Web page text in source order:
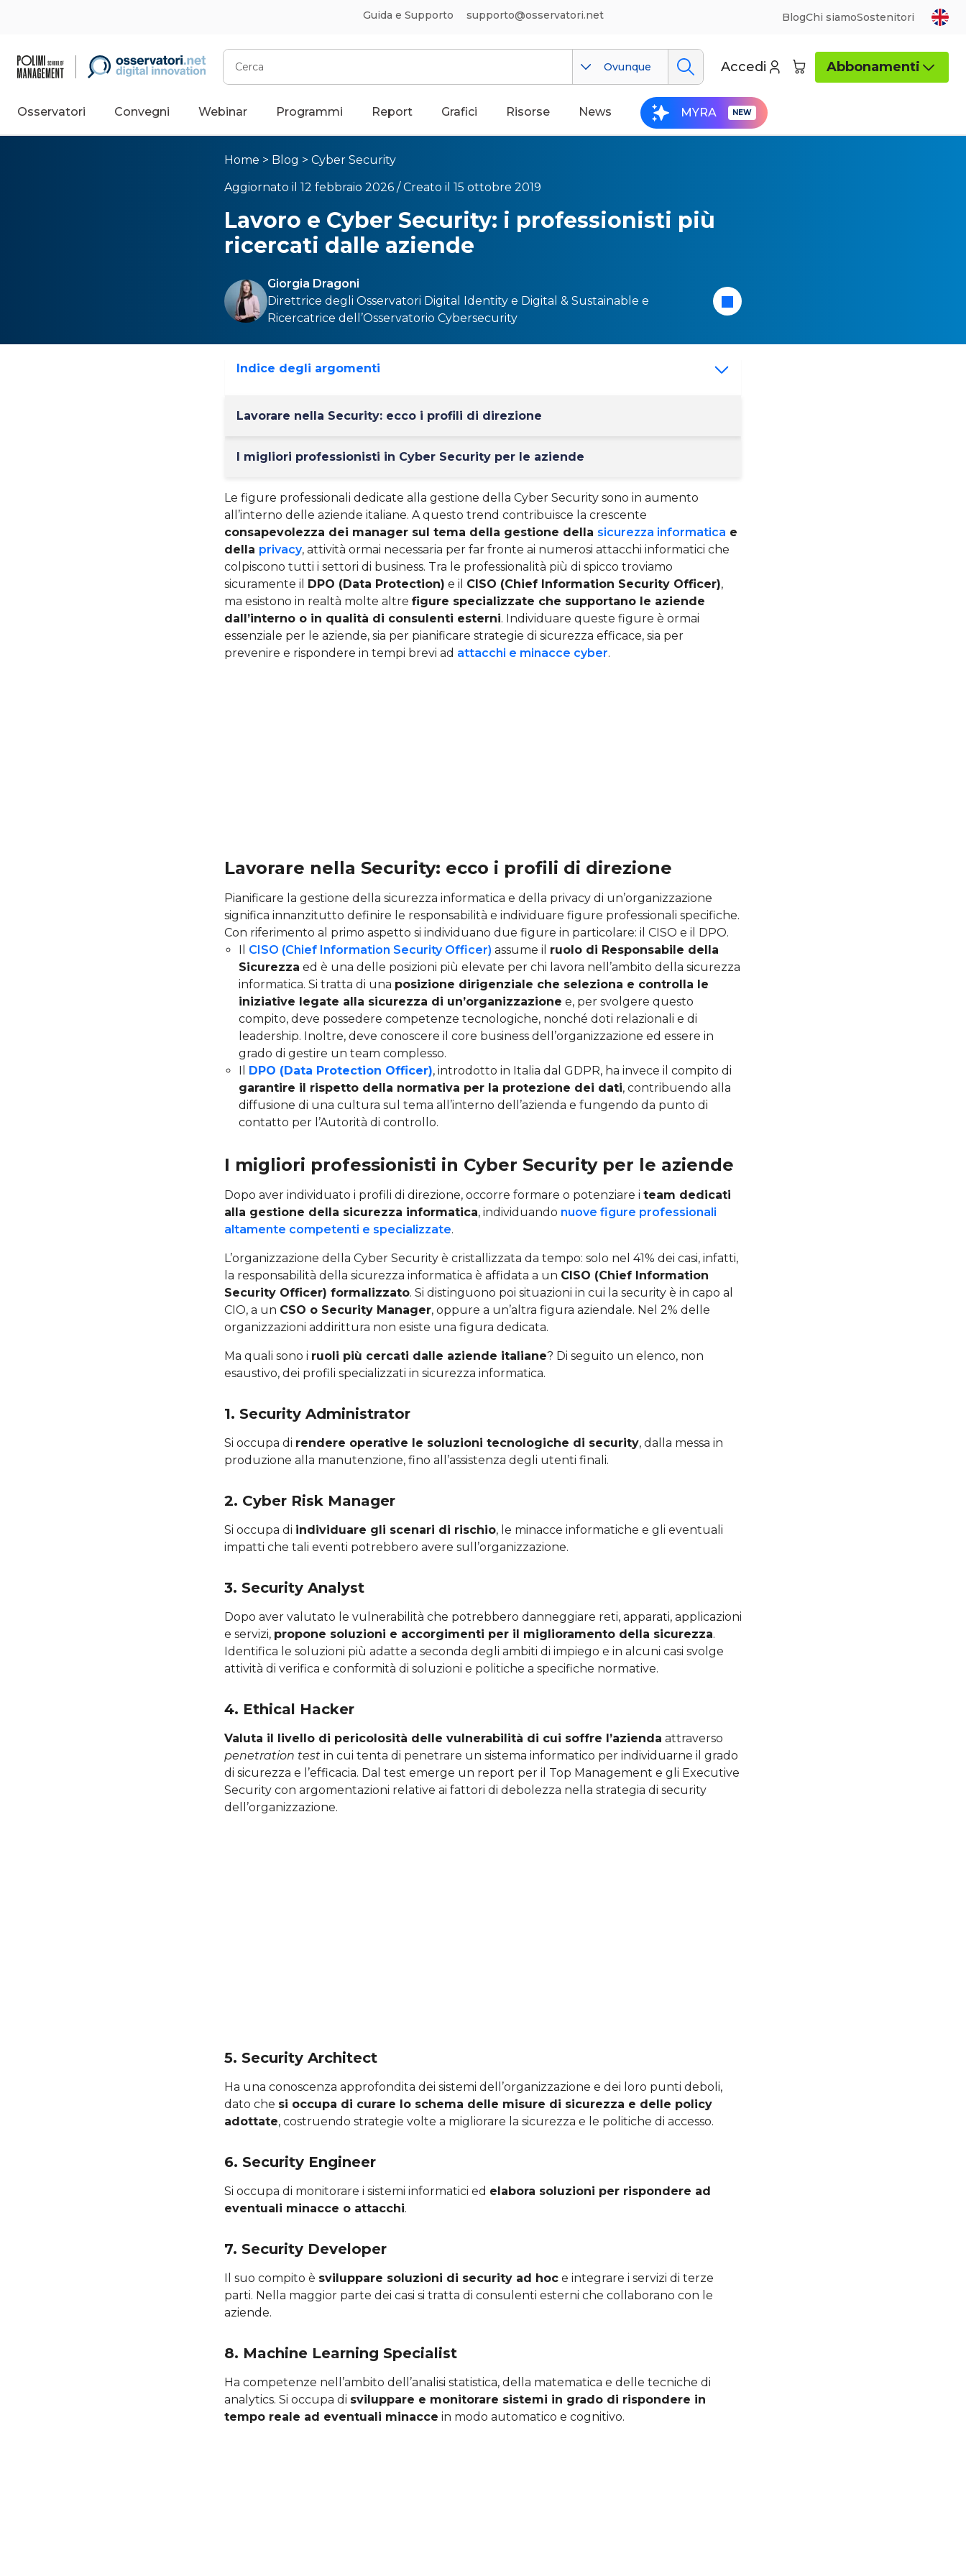
Guida e Supporto supporto@osservatori.net BlogChi siamoSostenitori
Cerca
Ovunque Accedi Abbonamenti
Osservatori Convegni Webinar Programmi Report Grafici Risorse News MYRA
Home > Blog > Cyber Security
Aggiornato il 12 febbraio 2026 / Creato il 15 ottobre 2019
Lavoro e Cyber Security: i professionisti più
ricercati dalle aziende
Giorgia Dragoni
Direttrice degli Osservatori Digital Identity e Digital & Sustainable e
Ricercatrice dell’Osservatorio Cybersecurity
Indice degli argomenti
Lavorare nella Security: ecco i profili di direzione
I migliori professionisti in Cyber Security per le aziende
Le figure professionali dedicate alla gestione della Cyber Security sono in aumento
all’interno delle aziende italiane. A questo trend contribuisce la crescente
consapevolezza dei manager sul tema della gestione della sicurezza informatica e
della privacy, attività ormai necessaria per far fronte ai numerosi attacchi informatici che
colpiscono tutti i settori di business. Tra le professionalità più di spicco troviamo
sicuramente il DPO (Data Protection) e il CISO (Chief Information Security Officer),
ma esistono in realtà molte altre figure specializzate che supportano le aziende
dall’interno o in qualità di consulenti esterni. Individuare queste figure è ormai
essenziale per le aziende, sia per pianificare strategie di sicurezza efficace, sia per
prevenire e rispondere in tempi brevi ad attacchi e minacce cyber.
Lavorare nella Security: ecco i profili di direzione
Pianificare la gestione della sicurezza informatica e della privacy di un’organizzazione
significa innanzitutto definire le responsabilità e individuare figure professionali specifiche.
Con riferimento al primo aspetto si individuano due figure in particolare: il CISO e il DPO.
Il CISO (Chief Information Security Officer) assume il ruolo di Responsabile della
Sicurezza ed è una delle posizioni più elevate per chi lavora nell’ambito della sicurezza
informatica. Si tratta di una posizione dirigenziale che seleziona e controlla le
iniziative legate alla sicurezza di un’organizzazione e, per svolgere questo
compito, deve possedere competenze tecnologiche, nonché doti relazionali e di
leadership. Inoltre, deve conoscere il core business dell’organizzazione ed essere in
grado di gestire un team complesso.
Il DPO (Data Protection Officer), introdotto in Italia dal GDPR, ha invece il compito di
garantire il rispetto della normativa per la protezione dei dati, contribuendo alla
diffusione di una cultura sul tema all’interno dell’azienda e fungendo da punto di
contatto per l’Autorità di controllo.
I migliori professionisti in Cyber Security per le aziende
Dopo aver individuato i profili di direzione, occorre formare o potenziare i team dedicati
alla gestione della sicurezza informatica, individuando nuove figure professionali
altamente competenti e specializzate.
L’organizzazione della Cyber Security è cristallizzata da tempo: solo nel 41% dei casi, infatti,
la responsabilità della sicurezza informatica è affidata a un CISO (Chief Information
Security Officer) formalizzato. Si distinguono poi situazioni in cui la security è in capo al
CIO, a un CSO o Security Manager, oppure a un’altra figura aziendale. Nel 2% delle
organizzazioni addirittura non esiste una figura dedicata.
Ma quali sono i ruoli più cercati dalle aziende italiane? Di seguito un elenco, non
esaustivo, dei profili specializzati in sicurezza informatica.
1. Security Administrator
Si occupa di rendere operative le soluzioni tecnologiche di security, dalla messa in
produzione alla manutenzione, fino all’assistenza degli utenti finali.
2. Cyber Risk Manager
Si occupa di individuare gli scenari di rischio, le minacce informatiche e gli eventuali
impatti che tali eventi potrebbero avere sull’organizzazione.
3. Security Analyst
Dopo aver valutato le vulnerabilità che potrebbero danneggiare reti, apparati, applicazioni
e servizi, propone soluzioni e accorgimenti per il miglioramento della sicurezza.
Identifica le soluzioni più adatte a seconda degli ambiti di impiego e in alcuni casi svolge
attività di verifica e conformità di soluzioni e politiche a specifiche normative.
4. Ethical Hacker
Valuta il livello di pericolosità delle vulnerabilità di cui soffre l’azienda attraverso
penetration test in cui tenta di penetrare un sistema informatico per individuarne il grado
di sicurezza e l’efficacia. Dal test emerge un report per il Top Management e gli Executive
Security con argomentazioni relative ai fattori di debolezza nella strategia di security
dell’organizzazione.
5. Security Architect
Ha una conoscenza approfondita dei sistemi dell’organizzazione e dei loro punti deboli,
dato che si occupa di curare lo schema delle misure di sicurezza e delle policy
adottate, costruendo strategie volte a migliorare la sicurezza e le politiche di accesso.
6. Security Engineer
Si occupa di monitorare i sistemi informatici ed elabora soluzioni per rispondere ad
eventuali minacce o attacchi.
7. Security Developer
Il suo compito è sviluppare soluzioni di security ad hoc e integrare i servizi di terze
parti. Nella maggior parte dei casi si tratta di consulenti esterni che collaborano con le
aziende.
8. Machine Learning Specialist
Ha competenze nell’ambito dell’analisi statistica, della matematica e delle tecniche di
analytics. Si occupa di sviluppare e monitorare sistemi in grado di rispondere in
tempo reale ad eventuali minacce in modo automatico e cognitivo.